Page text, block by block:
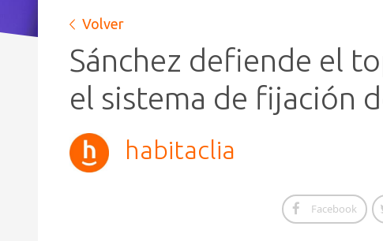
Volver
Sánchez defiende el
el sistema de fijación
habitaclia
Facebook